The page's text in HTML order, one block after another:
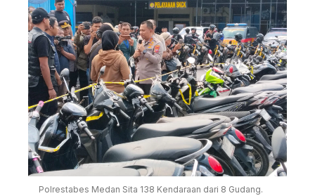
Polrestabes Medan Sita 138 Kendaraan dari 8 Gudang.